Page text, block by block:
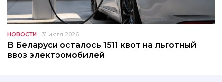
НОВОСТИ 31 июля 2026
В Беларуси осталось 1511 квот на льготный
ввоз электромобилей